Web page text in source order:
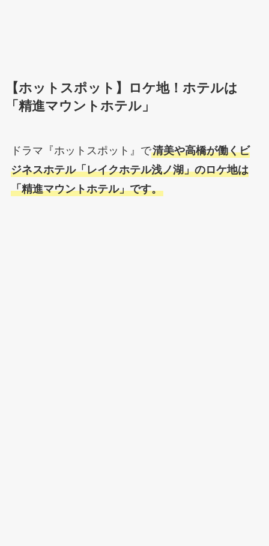
【ホットスポット】ロケ地！ホテルは
「精進マウントホテル」
ドラマ『ホットスポット』で清美や高橋が働くビ
ジネスホテル「レイクホテル浅ノ湖」のロケ地は
「精進マウントホテル」です。